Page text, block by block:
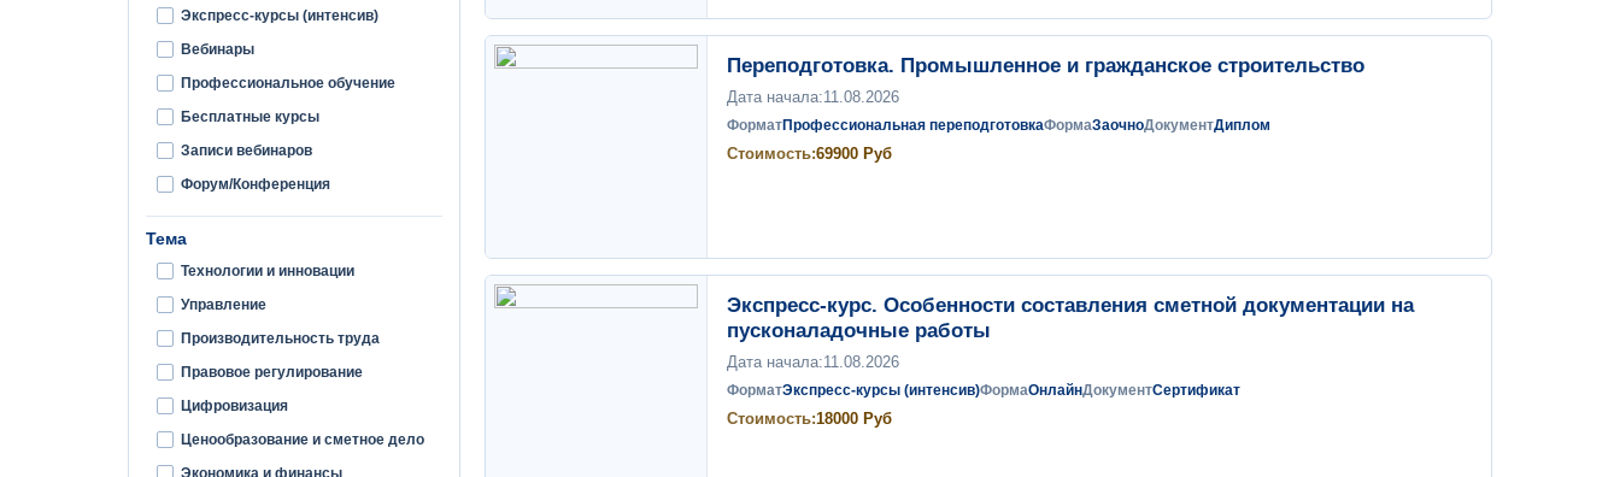
Экспресс-курсы (интенсив)
Вебинары
Профессиональное обучение
Бесплатные курсы
Записи вебинаров
Форум/Конференция
Тема
Технологии и инновации
Управление
Производительность труда
Правовое регулирование
Цифровизация
Ценообразование и сметное дело
Экономика и финансы
Переподготовка. Промышленное и гражданское строительство
Дата начала:11.08.2026
ФорматПрофессиональная переподготовкаФормаЗаочноДокументДиплом
Стоимость:69900 Руб
Экспресс-курс. Особенности составления сметной документации на
пусконаладочные работы
Дата начала:11.08.2026
ФорматЭкспресс-курсы (интенсив)ФормаОнлайнДокументСертификат
Стоимость:18000 Руб